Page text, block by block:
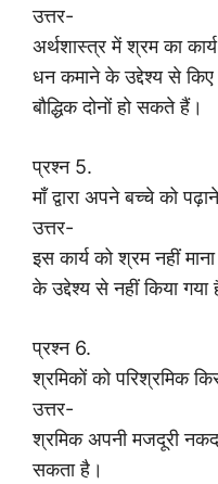
उत्तर-
अर्थशास्त्र में श्रम का
धन कमाने के उद्देश्य से किए
बौद्धिक दोनों हो सकते हैं।
प्रश्न 5.
माँ द्वारा अपने बच्चे को
उत्तर-
इस कार्य को श्रम नहीं
के उद्देश्य से नहीं किया गया
प्रश्न 6.
श्रमिकों को परिश्रमिक
उत्तर-
श्रमिक अपनी मजदूरी
सकता है।